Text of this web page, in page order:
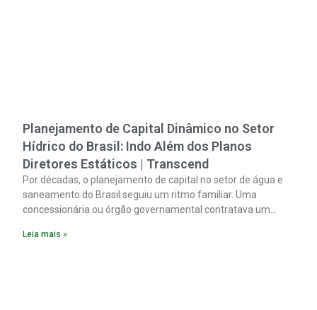
Planejamento de Capital Dinâmico no Setor
Hídrico do Brasil: Indo Além dos Planos
Diretores Estáticos | Transcend
Por décadas, o planejamento de capital no setor de água e
saneamento do Brasil seguiu um ritmo familiar. Uma
concessionária ou órgão governamental contratava um
Leia mais »